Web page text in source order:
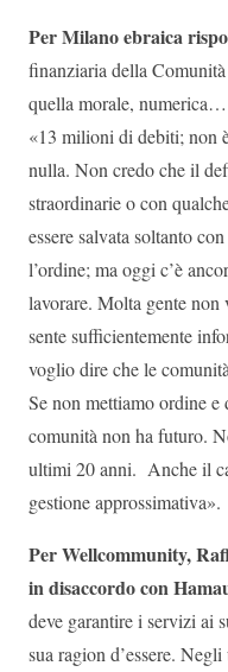
PerMilano ebraica
finanziaria della
quella morale,
«13 milioni di debiti; non
nulla. Non credo che il
straordinarie o con
essere salvata soltanto
l’ordine; ma oggi c’è
lavorare. Molta gente non
sente sufficientemente
voglio dire che le
Se non mettiamo ordine
comunità non ha futuro.
ultimi 20 anni. Anche il
gestione approssimativa».
Per Wellcommunity,
in disaccordo con
deve garantire i servizi ai
sua ragion d’essere.